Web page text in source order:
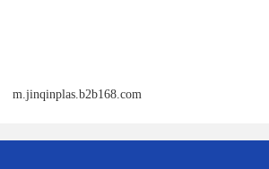
m.jinqinplas.b2b168.com